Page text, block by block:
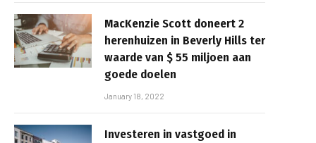
MacKenzie Scott doneert 2
herenhuizen in Beverly Hills ter
waarde van $ 55 miljoen aan
goede doelen
January 18, 2022
Investeren in vastgoed in